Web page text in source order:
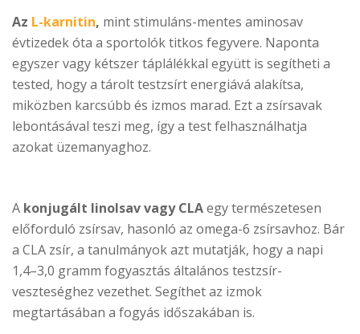
Az L-karnitin, mint stimuláns-mentes aminosav
évtizedek óta a sportolók titkos fegyvere. Naponta
egyszer vagy kétszer táplálékkal együtt is segítheti a
tested, hogy a tárolt testzsírt energiává alakítsa,
miközben karcsúbb és izmos marad. Ezt a zsírsavak
lebontásával teszi meg, így a test felhasználhatja
azokat üzemanyaghoz.
A konjugált linolsav vagy CLAegy természetesen
előforduló zsírsav, hasonló az omega-6 zsírsavhoz. Bár
a CLA zsír, a tanulmányok azt mutatják, hogy a napi
1,4–3,0 gramm fogyasztás általános testzsír-
veszteséghez vezethet. Segíthet az izmok
megtartásában a fogyás időszakában is.